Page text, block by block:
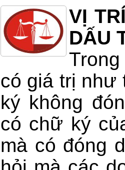
VỊ
DẤU
có giá trị như
ký không
có chữ ký
mà có đóng